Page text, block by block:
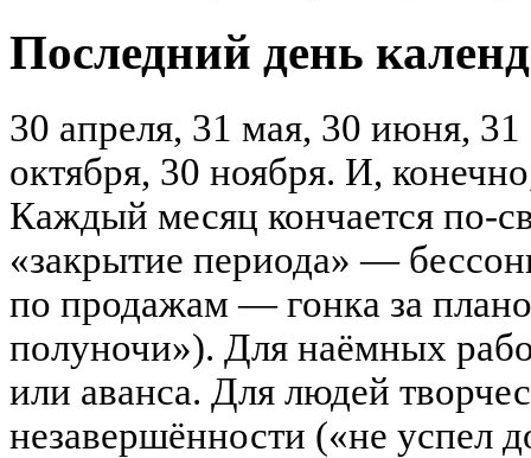
Последний день
30 апреля, 31 мая, 30 июня, 31
октября, 30 ноября. И,
Каждый месяц кончается по-
«закрытие периода» —
по продажам — гонка за
полуночи»). Для наёмных
или аванса. Для людей
незавершённости («не успел